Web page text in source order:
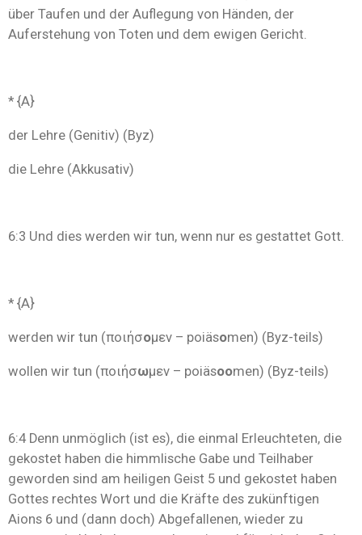
über Taufen und der Auflegung von Händen, der
Auferstehung von Toten und dem ewigen Gericht.
* {A}
der Lehre (Genitiv) (Byz)
die Lehre (Akkusativ)
6:3 Und dies werden wir tun, wenn nur es gestattet Gott.
* {A}
werden wir tun (ποιήσομεν – poiäsomen) (Byz-teils)
wollen wir tun (ποιήσωμεν – poiäsoomen) (Byz-teils)
6:4 Denn unmöglich (ist es), die einmal Erleuchteten, die
gekostet haben die himmlische Gabe und Teilhaber
geworden sind am heiligen Geist 5 und gekostet haben
Gottes rechtes Wort und die Kräfte des zukünftigen
Aions 6 und (dann doch) Abgefallenen, wieder zu